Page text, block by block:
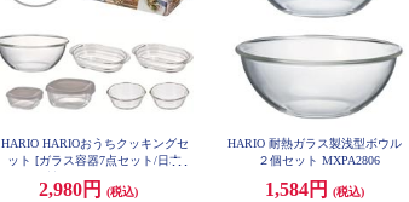
HARIO HARIOおうちクッキングセ
ット [ガラス容器7点セット/日本
2,980円
(税込)
HARIO 耐熱ガラス製浅型ボウル
２個セット MXPA2806
1,584円
(税込)